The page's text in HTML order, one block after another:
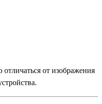
от изображения